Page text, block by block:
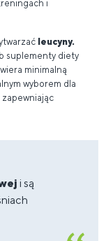
i
leucyny.
suplementy diety
minimalną
wyborem dla
i są